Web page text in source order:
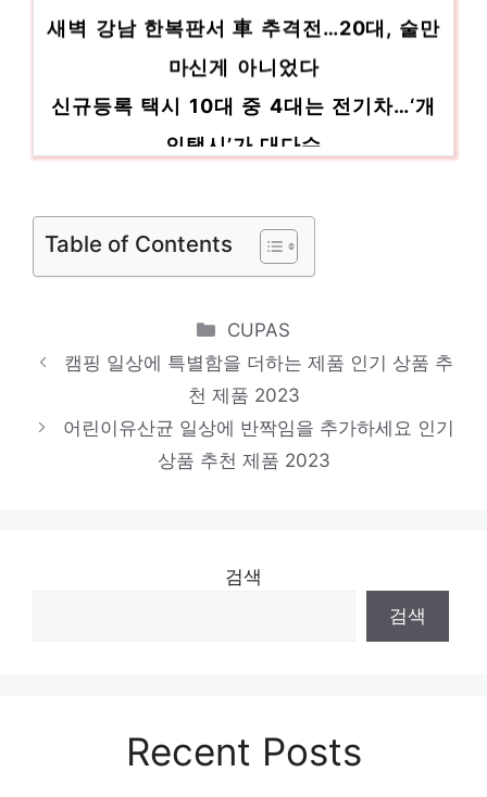
새벽 강남 한복판서 車 추격전…20대, 술만
마신게 아니었다
신규등록 택시 10대 중 4대는 전기차…‘개
인택시’가 대다수
男 핸드볼, 쿠웨이트에 1점차 석패…4강 진
美 자동차노조 파업 확대…조합원 7000명
추가 합류
Table of Contents
Categories
CUPAS
캠핑 일상에 특별함을 더하는 제품 인기 상품 추
천 제품 2023
어린이유산균 일상에 반짝임을 추가하세요 인기
상품 추천 제품 2023
검색
검색
Recent Posts